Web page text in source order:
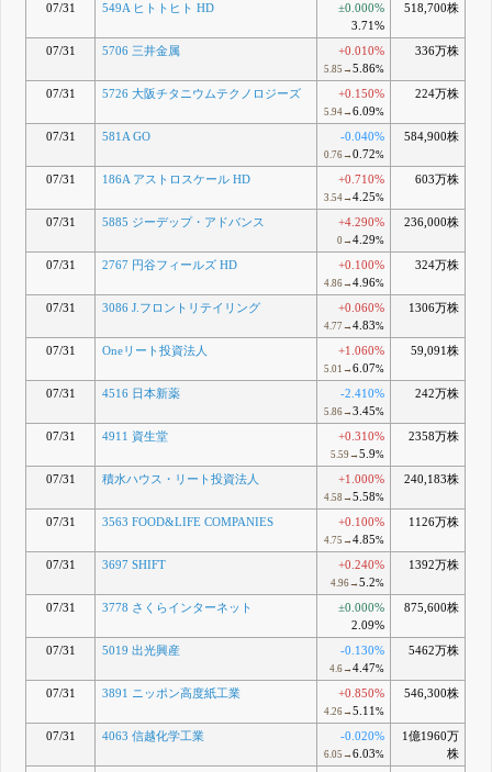
07/31 549A ヒトトヒト HD
±0.000%
3.71%
518,700株
07/31 5706 三井金属 +0.010%
5.85→ 5.86%
336万株
07/31 5726 大阪チタニウムテクノロジーズ +0.150%
5.94→ 6.09%
224万株
07/31 581A GO -0.040%
0.76→ 0.72%
584,900株
07/31 186A アストロスケール HD +0.710%
3.54→ 4.25%
603万株
07/31 5885 ジーデップ・アドバンス +4.290%
0→ 4.29%
236,000株
07/31 2767 円谷フィールズ HD +0.100%
4.86→ 4.96%
324万株
07/31 3086 J.フロントリテイリング +0.060%
4.77→ 4.83%
1306万株
07/31 Oneリート投資法人 +1.060%
5.01→ 6.07%
59,091株
07/31 4516 日本新薬 -2.410%
5.86→ 3.45%
242万株
07/31 4911 資生堂 +0.310%
5.59→ 5.9%
2358万株
07/31 積水ハウス・リート投資法人 +1.000%
4.58→ 5.58%
240,183株
07/31 3563 FOOD&LIFE COMPANIES +0.100%
4.75→ 4.85%
1126万株
07/31 3697 SHIFT +0.240%
4.96→ 5.2%
1392万株
07/31 3778 さくらインターネット
±0.000%
2.09%
875,600株
07/31 5019 出光興産 -0.130%
4.6→ 4.47%
5462万株
07/31 3891 ニッポン高度紙工業 +0.850%
4.26→ 5.11 %
546,300株
07/31 4063 信越化学工業 -0.020%
6.05→ 6.03%
1億1960万
株